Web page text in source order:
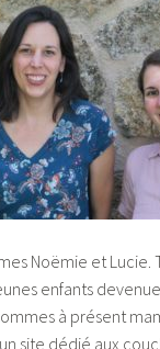
Noëmie et Lucie.
enfants
à présent
site dédié aux